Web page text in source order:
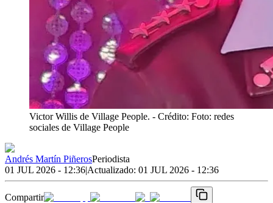
Victor Willis de Village People. - Crédito: Foto: redes
sociales de Village People
Andrés Martín PiñerosPeriodista
01 JUL 2026 - 12:36|Actualizado: 01 JUL 2026 - 12:36
Compartir